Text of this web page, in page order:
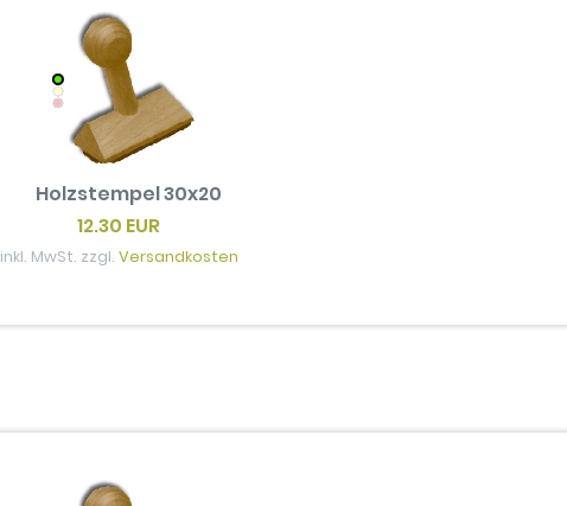
Holzstempel 30x20
12.30 EUR
inkl. MwSt. zzgl. Versandkosten